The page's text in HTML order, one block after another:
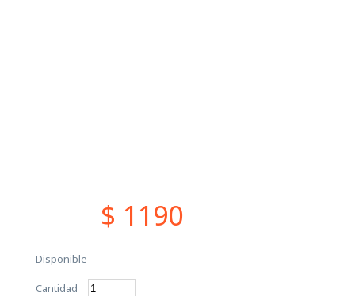
$ 1190
Disponible
Cantidad